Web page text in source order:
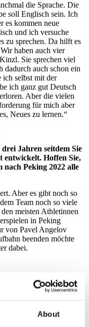
About
die Sprache. Die
soll Englisch sein. Ich
es kommen neue
und ich versuche
zu sprechen. Da hilft es
haben auch vier
Sie sprechen viel
dadurch auch schon ein
ich selbst mit der
ich ganz gut Deutsch
Aber die vielen
für mich aber
Neues zu lernen.“
Jahren seitdem Sie
entwickelt. Hoffen Sie,
nach Peking 2022 alle
Aber es gibt noch so
Team noch so viele
meisten Athletinnen
in Peking
von Pavel Angelov
beenden möchte
dabei.
sehr gutes Niveau
für die
30 Jahre alt und
auch die Normalität und